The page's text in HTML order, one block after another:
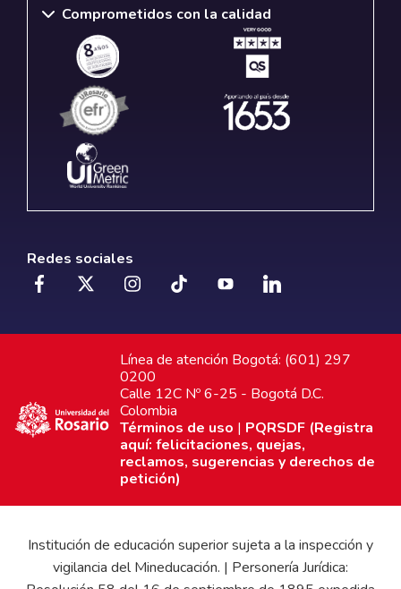
Comprometidos con la calidad
Redes sociales
Línea de atención Bogotá: (601) 297
0200
Calle 12C Nº 6-25 - Bogotá D.C.
Colombia
Términos de uso | PQRSDF (Registra
aquí: felicitaciones, quejas,
reclamos, sugerencias y derechos de
petición)
Institución de educación superior sujeta a la inspección y
vigilancia del Mineducación. | Personería Jurídica: